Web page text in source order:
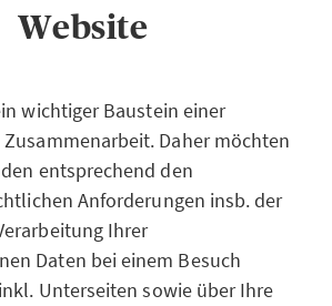
Website
wichtiger Baustein einer
Daher möchten
entsprechend den
Anforderungen insb. der
Ihrer
Daten bei einem Besuch
Unterseiten sowie über Ihre